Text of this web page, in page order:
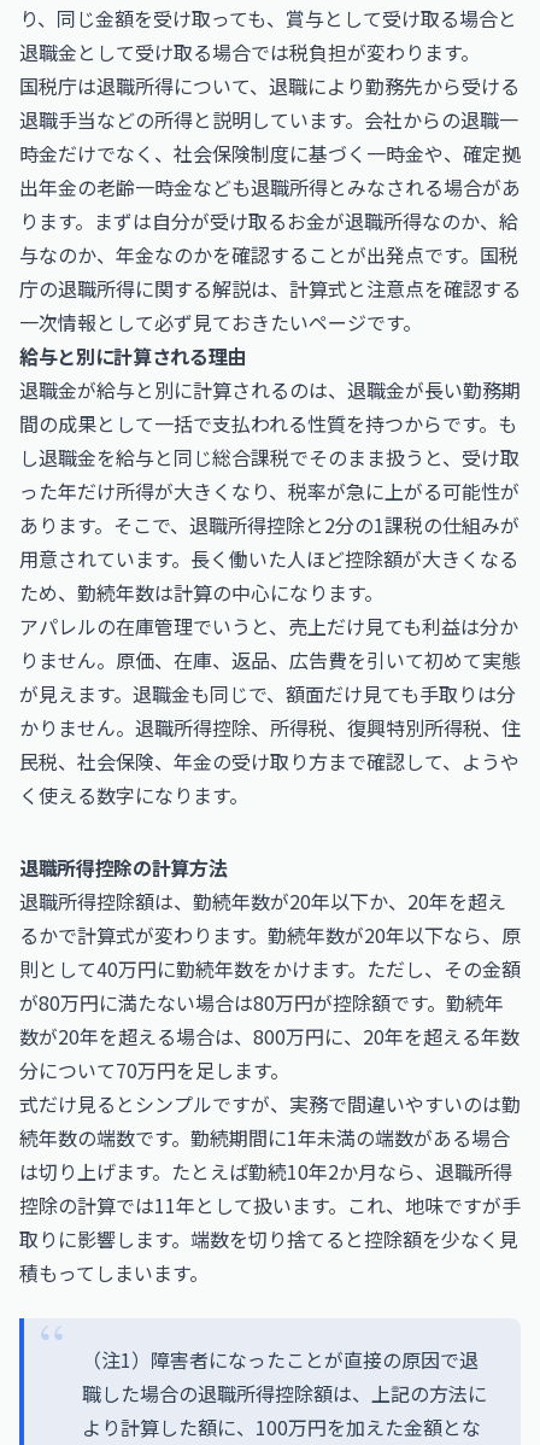
り、同じ金額を受け取っても、賞与として受け取る場合と
退職金として受け取る場合では税負担が変わります。
国税庁は退職所得について、退職により勤務先から受ける
退職手当などの所得と説明しています。会社からの退職一
時金だけでなく、社会保険制度に基づく一時金や、確定拠
出年金の老齢一時金なども退職所得とみなされる場合があ
ります。まずは自分が受け取るお金が退職所得なのか、給
与なのか、年金なのかを確認することが出発点です。 国税
庁の退職所得に関する解説は、計算式と注意点を確認する
一次情報として必ず見ておきたいページです。
給与と別に計算される理由
退職金が給与と別に計算されるのは、退職金が長い勤務期
間の成果として一括で支払われる性質を持つからです。も
し退職金を給与と同じ総合課税でそのまま扱うと、受け取
った年だけ所得が大きくなり、税率が急に上がる可能性が
あります。そこで、退職所得控除と2分の1課税の仕組みが
用意されています。長く働いた人ほど控除額が大きくなる
ため、勤続年数は計算の中心になります。
アパレルの在庫管理でいうと、売上だけ見ても利益は分か
りません。原価、在庫、返品、広告費を引いて初めて実態
が見えます。退職金も同じで、額面だけ見ても手取りは分
かりません。退職所得控除、所得税、復興特別所得税、住
民税、社会保険、年金の受け取り方まで確認して、ようや
く使える数字になります。
退職所得控除の計算方法
退職所得控除額は、勤続年数が20年以下か、20年を超え
るかで計算式が変わります。勤続年数が20年以下なら、原
則として40万円に勤続年数をかけます。ただし、その金額
が80万円に満たない場合は80万円が控除額です。勤続年
数が20年を超える場合は、800万円に、20年を超える年数
分について70万円を足します。
式だけ見るとシンプルですが、実務で間違いやすいのは勤
続年数の端数です。勤続期間に1年未満の端数がある場合
は切り上げます。たとえば勤続10年2か月なら、退職所得
控除の計算では11年として扱います。これ、地味ですが手
取りに影響します。端数を切り捨てると控除額を少なく見
積もってしまいます。
（注1）障害者になったことが直接の原因で退
職した場合の退職所得控除額は、上記の方法に
より計算した額に、100万円を加えた金額とな